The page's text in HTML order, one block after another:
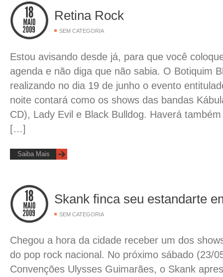
Retina Rock
SEM CATEGORIA
Estou avisando desde já, para que você
agenda e não diga que não sabia. O Botiquim
realizando no dia 19 de junho o evento
noite contará como os shows das bandas
CD), Lady Evil e Black Bulldog. Haverá
[…]
Saiba Mais
Skank finca seu estandarte
SEM CATEGORIA
Chegou a hora da cidade receber um dos
do pop rock nacional. No próximo sábado (23/
Convenções Ulysses Guimarães, o Skank